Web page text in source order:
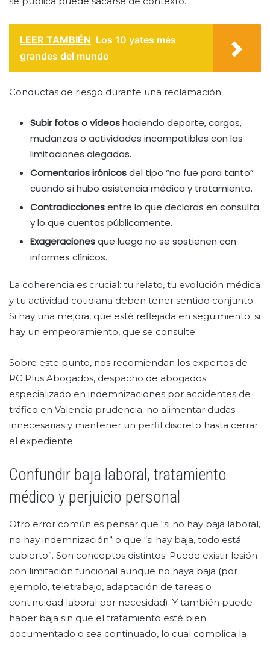
LEER TAMBIÉN Los 10 yates más
grandes del mundo
Conductas de riesgo durante una reclamación:
Subir fotos o vídeoshaciendo deporte, cargas,
mudanzas o actividades incompatibles con las
limitaciones alegadas.
Comentarios irónicosdel tipo “no fue para tanto”
cuando sí hubo asistencia médica y tratamiento.
Contradiccionesentre lo que declaras en consulta
y lo que cuentas públicamente.
Exageracionesque luego no se sostienen con
informes clínicos.
La coherencia es crucial: tu relato, tu evolución médica
y tu actividad cotidiana deben tener sentido conjunto.
Si hay una mejora, que esté reflejada en seguimiento; si
hay un empeoramiento, que se consulte.
Sobre este punto, nos recomiendan los expertos de
RC Plus Abogados, despacho de abogados
especializado en indemnizaciones por accidentes de
tráfico en Valencia prudencia: no alimentar dudas
innecesarias y mantener un perfil discreto hasta cerrar
el expediente.
Confundir baja laboral, tratamiento
médico y perjuicio personal
Otro error común es pensar que “si no hay baja laboral,
no hay indemnización” o que “si hay baja, todo está
cubierto”. Son conceptos distintos. Puede existir lesión
con limitación funcional aunque no haya baja (por
ejemplo, teletrabajo, adaptación de tareas o
continuidad laboral por necesidad). Y también puede
haber baja sin que el tratamiento esté bien
documentado o sea continuado, lo cual complica la